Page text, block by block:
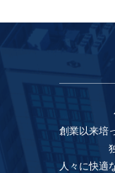
創業以来培
人々に快適